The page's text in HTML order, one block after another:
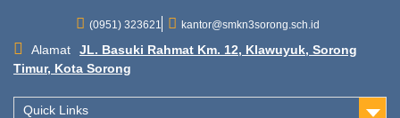
content
(0951) 323621 kantor@smkn3sorong.sch.id
Alamat
JL. Basuki Rahmat Km. 12, Klawuyuk, Sorong
Timur, Kota Sorong
Quick Links